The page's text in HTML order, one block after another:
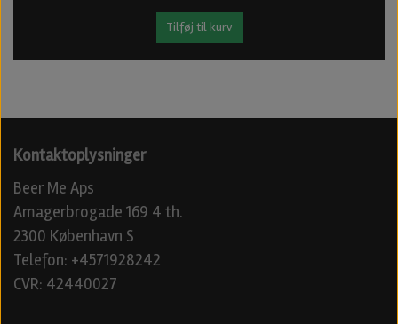
Tilføj til kurv
Kontaktoplysninger
Beer Me Aps
Amagerbrogade 169 4 th.
2300 København S
Telefon: +4571928242
CVR: 42440027